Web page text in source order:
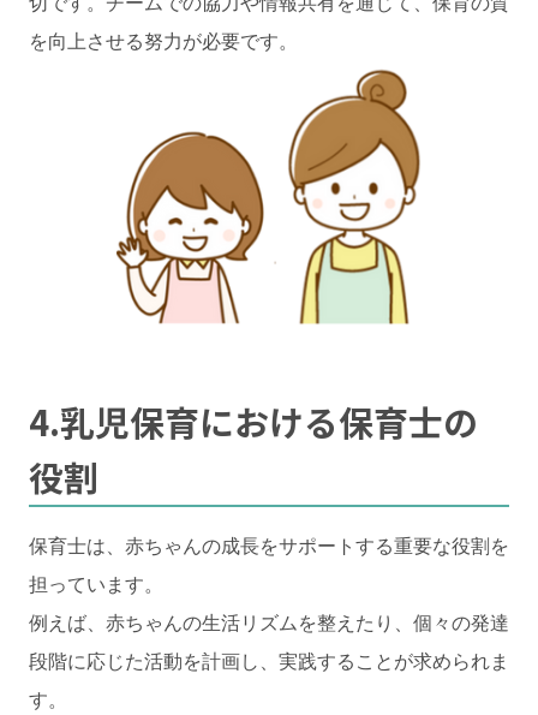
を向上させる努力が必要です。
4.乳児保育における保育士の
役割
保育士は、赤ちゃんの成長をサポートする重要な役割を
担っています。
例えば、赤ちゃんの生活リズムを整えたり、個々の発達
段階に応じた活動を計画し、実践することが求められま
す。